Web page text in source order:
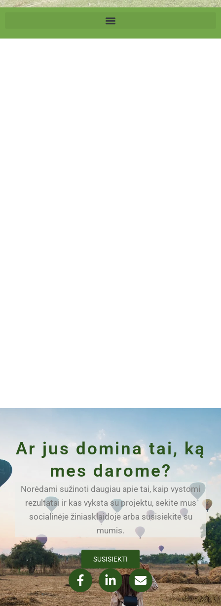
Ar jus domina tai, ką
mes darome?
Norėdami sužinoti daugiau apie tai, kaip vystomi
rezultatai ir kas vyksta su projektu, sekite mus
socialinėje žiniasklaidoje arba susisiekite su
mumis.
SUSISIEKTI
F
a
c
L
i
n
E
n
v